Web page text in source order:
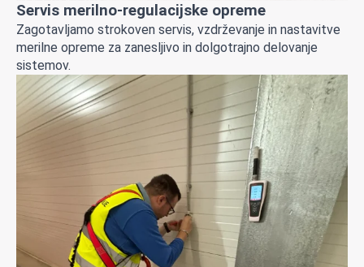
Servis merilno-regulacijske opreme
Zagotavljamo strokoven servis, vzdrževanje in nastavitve
merilne opreme za zanesljivo in dolgotrajno delovanje
sistemov.